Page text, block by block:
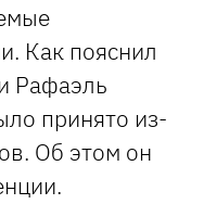
Как пояснил
Рафаэль
принято из-
Об этом он